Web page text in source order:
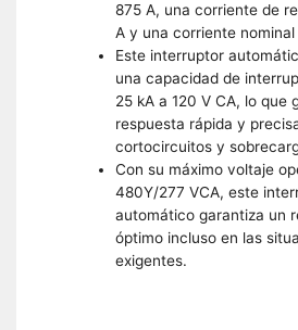
875 A, una corriente de
A y una corriente nominal
Este interruptor
una capacidad de
25 kA a 120 V CA, lo que
respuesta rápida y
cortocircuitos y
Con su máximo voltaje
480Y/277 VCA, este
automático garantiza un
óptimo incluso en las
exigentes.